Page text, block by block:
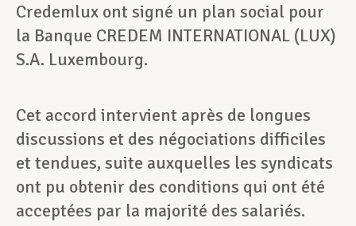
Credemlux ont signé un plan social pour
la Banque CREDEM INTERNATIONAL (LUX)
S.A. Luxembourg.
Cet accord intervient après de longues
discussions et des négociations difficiles
et tendues, suite auxquelles les syndicats
ont pu obtenir des conditions qui ont été
acceptées par la majorité des salariés.